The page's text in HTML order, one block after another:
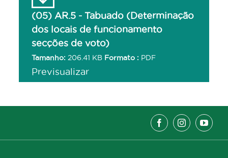
(05) AR.5 - Tabuado (Determinação
dos locais de funcionamento
secções de voto)
Tamanho: 206.41 KB Formato : PDF
Previsualizar